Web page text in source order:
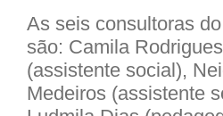
As seis consultoras
são: Camila
(assistente social),
Medeiros (assistente